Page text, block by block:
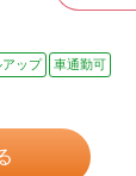
アップ
車通勤可